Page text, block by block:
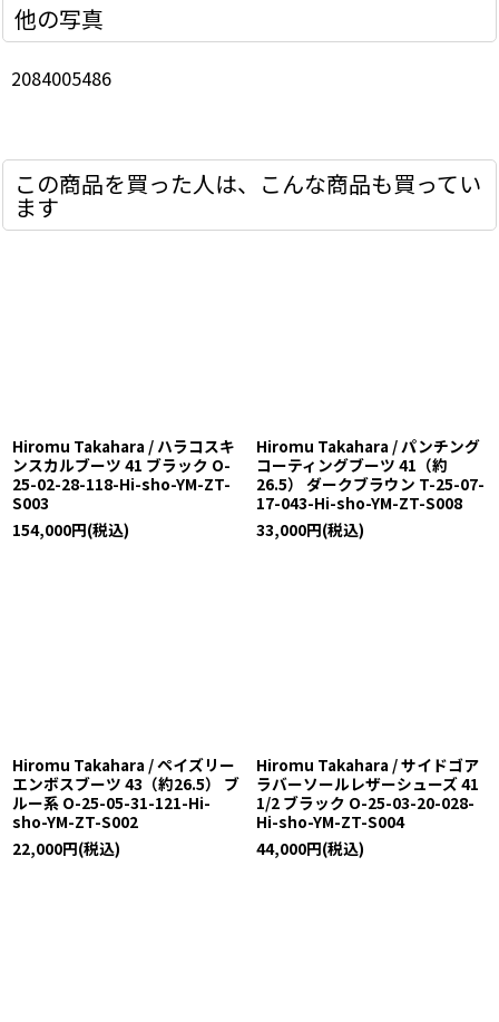
他の写真
2084005486
この商品を買った人は、こんな商品も買ってい
ます
Hiromu Takahara / ハラコスキ
ンスカルブーツ 41 ブラック O-
25-02-28-118-Hi-sho-YM-ZT-
S003
154,000円(税込)
Hiromu Takahara / パンチング
コーティングブーツ 41（約
26.5） ダークブラウン T-25-07-
17-043-Hi-sho-YM-ZT-S008
33,000円(税込)
Hiromu Takahara / ペイズリー
エンボスブーツ 43（約26.5） ブ
ルー系 O-25-05-31-121-Hi-
sho-YM-ZT-S002
22,000円(税込)
Hiromu Takahara / サイドゴア
ラバーソールレザーシューズ 41
1/2 ブラック O-25-03-20-028-
Hi-sho-YM-ZT-S004
44,000円(税込)